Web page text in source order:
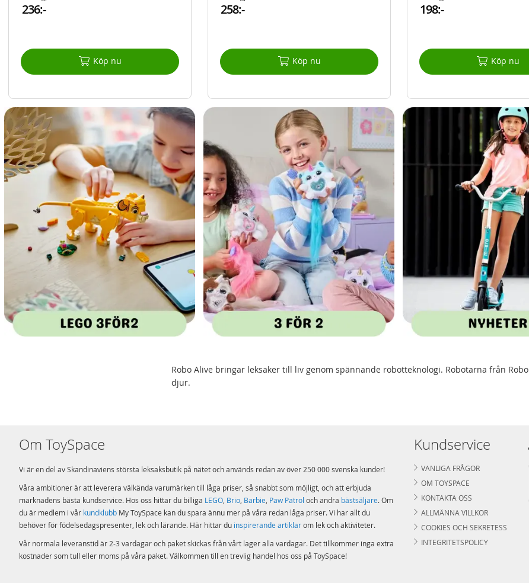
236:-
Köp nu
258:-
Köp nu
198:-
Köp nu
Robo Alive bringar leksaker till liv genom spännande robotteknologi. Robotarna från
djur.
Om ToySpace
Vi är en del av Skandinaviens största leksaksbutik på nätet och används redan av över 250 000 svenska kunder!
Våra ambitioner är att leverera välkända varumärken till låga priser, så snabbt som möjligt, och att erbjuda
marknadens bästa kundservice. Hos oss hittar du billiga LEGO Brio Barbie Paw Patrol och andra bästsäljare. Om
du är medlem i vår kundklubb My ToySpace kan du spara ännu mer på våra redan låga priser. Vi har allt du
behöver för födelsedagspresenter, lek och lärande. Här hittar du inspirerande artiklarom lek och aktiviteter.
Vår normala leveranstid är 2-3 vardagar och paket skickas från vårt lager alla vardagar. Det tillkommer inga extra
kostnader som tull eller moms på våra paket. Välkommen till en trevlig handel hos oss på ToySpace!
Kundservice
VANLIGA FRÅGOR
OM TOYSPACE
KONTAKTA OSS
ALLMÄNNA VILLKOR
COOKIES OCH SEKRETESS
INTEGRITETSPOLICY